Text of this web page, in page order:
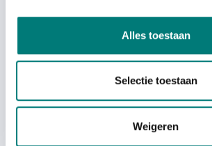
Alles toestaan
Selectie toestaan
Weigeren
Apollo® belt
€14,73 each
excl. VAT